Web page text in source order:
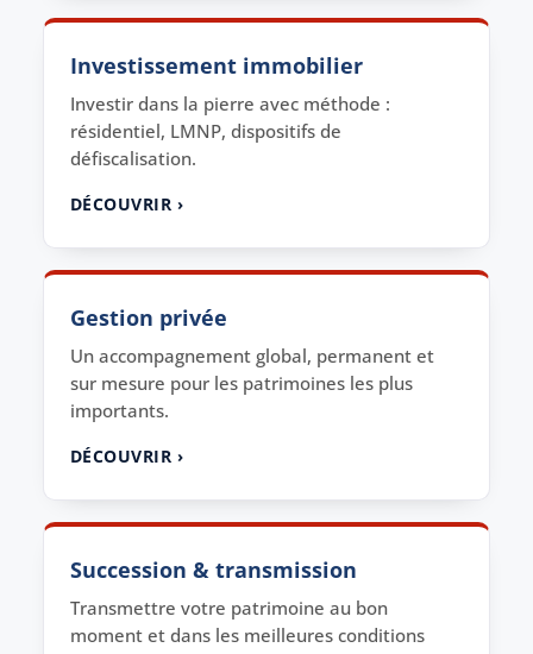
Investissement immobilier
Investir dans la pierre avec méthode :
résidentiel, LMNP, dispositifs de
défiscalisation.
DÉCOUVRIR ›
Gestion privée
Un accompagnement global, permanent et
sur mesure pour les patrimoines les plus
importants.
DÉCOUVRIR ›
Succession & transmission
Transmettre votre patrimoine au bon
moment et dans les meilleures conditions